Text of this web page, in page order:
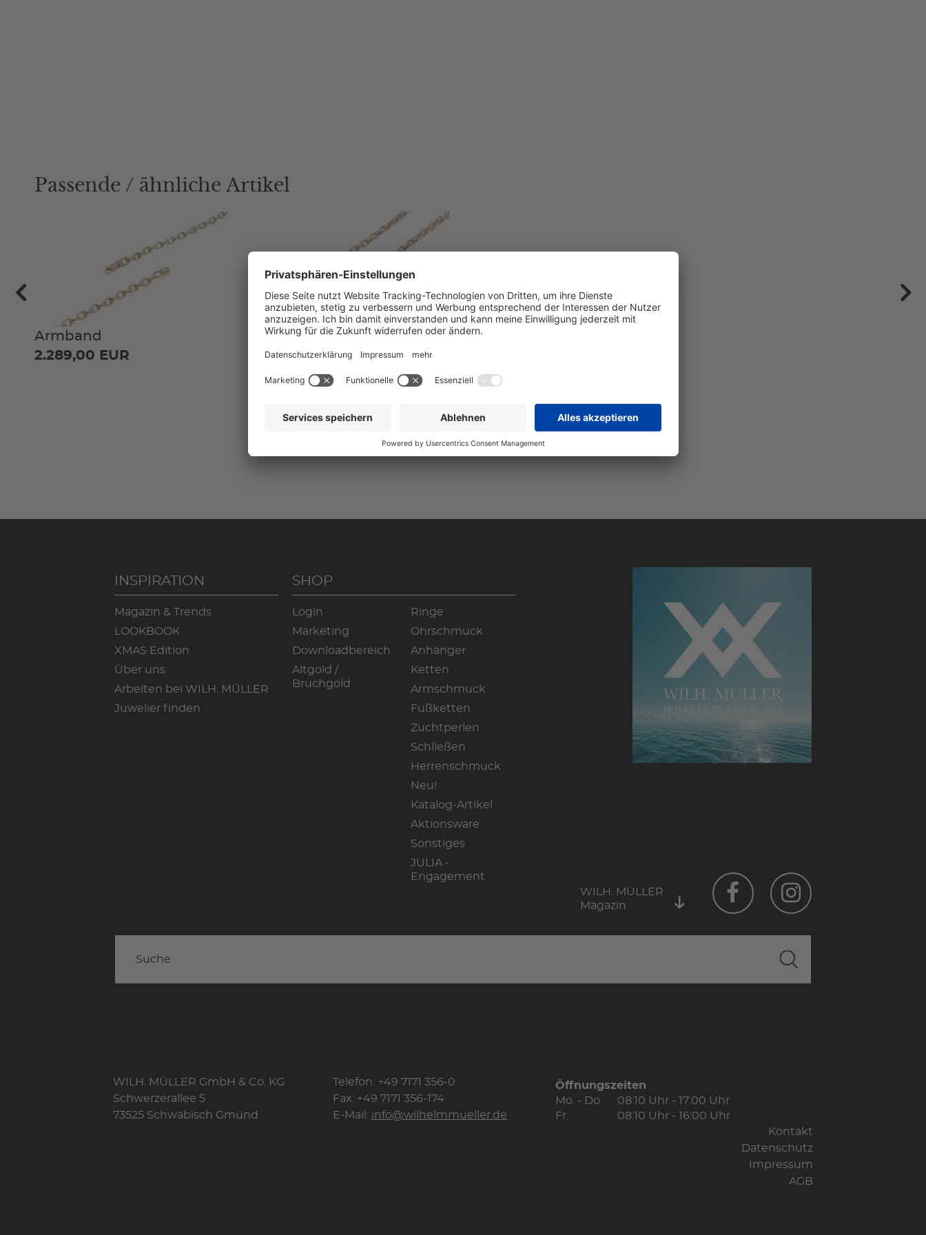
Passende / ähnliche Artikel
Armband
2.289,00 EUR
4.769,00 EUR
INSPIRATION
Magazin & Trends
LOOKBOOK
XMAS Edition
Über uns
Arbeiten bei WILH. MÜLLER
Juwelier finden
SHOP
Login
Marketing
Downloadbereich
Altgold /
Bruchgold
Ringe
Ohrschmuck
Anhänger
Ketten
Armschmuck
Fußketten
Zuchtperlen
Schließen
Herrenschmuck
Neu!
Katalog-Artikel
Aktionsware
Sonstiges
JULIA -
Engagement
WILH. MÜLLER
Magazin
WILH. MÜLLER GmbH & Co. KG
Schwerzerallee 5
73525 Schwäbisch Gmünd
Telefon: +49 7171 356-0
Fax: +49 7171 356-174
E-Mail: info@wilhelmmueller.de
Öffnungszeiten
Mo. - Do.
08:10 Uhr - 17:00 Uhr
Fr.
08:10 Uhr - 16:00 Uhr
Kontakt
Datenschutz
Impressum
AGB